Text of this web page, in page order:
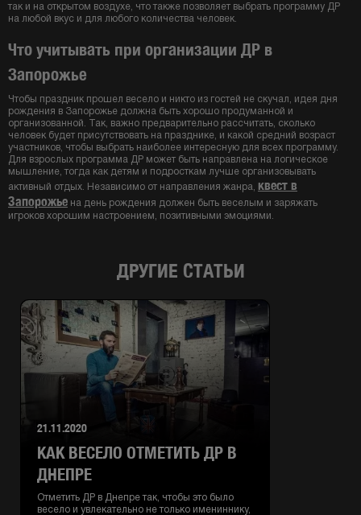
так и на открытом воздухе, что также позволяет выбрать программу ДР
на любой вкус и для любого количества человек.
Что учитывать при организации ДР в
Запорожье
Чтобы праздник прошел весело и никто из гостей не скучал, идея дня
рождения в Запорожье должна быть хорошо продуманной и
организованной. Так, важно предварительно рассчитать, сколько
человек будет присутствовать на празднике, и какой средний возраст
участников, чтобы выбрать наиболее интересную для всех программу.
Для взрослых программа ДР может быть направлена на логическое
мышление, тогда как детям и подросткам лучше организовывать
активный отдых. Независимо от направления жанра, квест в
Запорожье на день рождения должен быть веселым и заряжать
игроков хорошим настроением, позитивными эмоциями.
ДРУГИЕ СТАТЬИ
КАК ВЕСЕЛО ОТМЕТИТЬ ДР В
ДНЕПРЕ
Отметить ДР в Днепре так, чтобы это было
весело и увлекательно не только имениннику,
21.11.2020